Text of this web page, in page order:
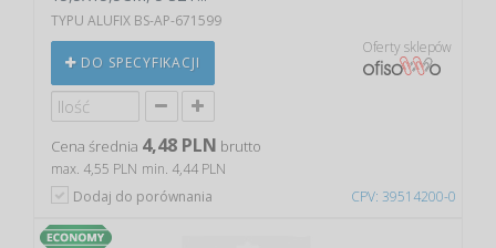
CPV: 39514200-0
TYPU ALUFIX BS-AP-671599
DO SPECYFIKACJI
Oferty sklepów
Cena średnia 4,48 PLN brutto
max. 4,55 PLN min. 4,44 PLN
Dodaj do porównania